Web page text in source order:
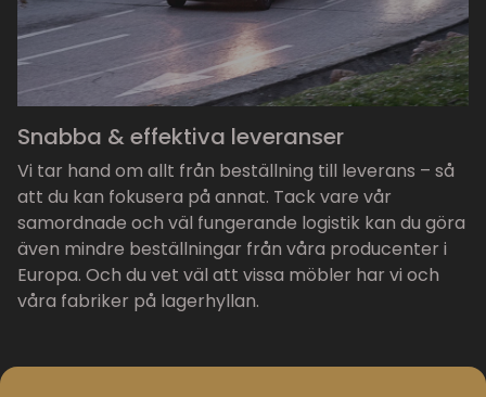
Snabba & effektiva leveranser
Vi tar hand om allt från beställning till leverans – så
att du kan fokusera på annat. Tack vare vår
samordnade och väl fungerande logistik kan du göra
även mindre beställningar från våra producenter i
Europa. Och du vet väl att vissa möbler har vi och
våra fabriker på lagerhyllan.